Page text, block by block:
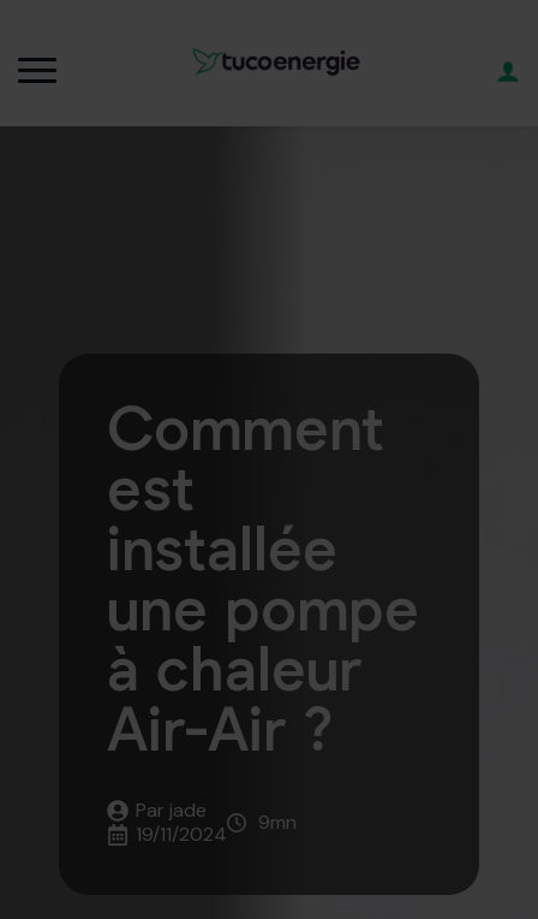
Comment
est
installée
une pompe
à chaleur
Air-Air ?
Par jade
19/11/2024
9mn